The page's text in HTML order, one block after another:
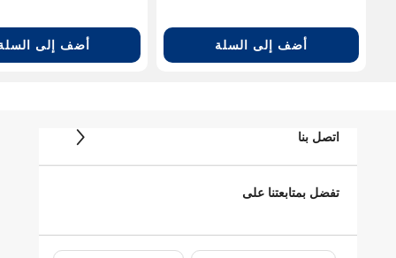
أضف إلى السلة أضف إلى
اتصل بنا
تفضل بمتابعتنا على